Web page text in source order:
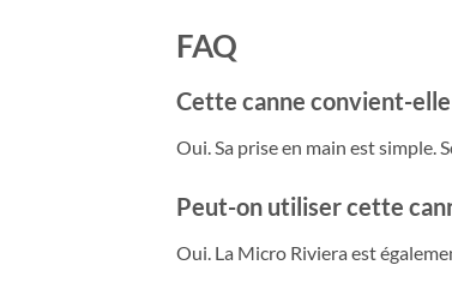
FAQ
Cette canne convient-
Oui. Sa prise en main est
Peut-on utiliser cette
Oui. La Micro Riviera est